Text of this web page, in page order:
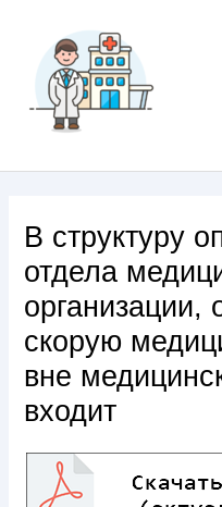
В структуру
отдела
скорую
вне
входит